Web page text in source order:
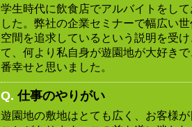
学生時代に飲食店でアルバイトをし
した。弊社の企業セミナーで幅広い
空間を追求しているという説明を受
て、何より私自身が遊園地が大好き
番幸せと思いました。
Q. 仕事のやりがい
遊園地の敷地はとても広く、お客様